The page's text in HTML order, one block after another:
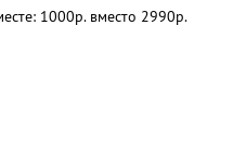
1000р. вместо 2990р.